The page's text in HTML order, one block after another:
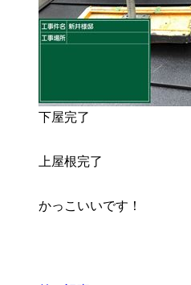
下屋完了
上屋根完了
かっこいいです！